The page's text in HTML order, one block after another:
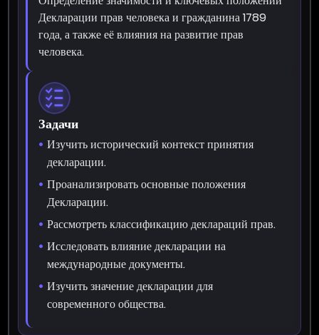
Декларации прав человека и гражданина 1789
года, а также её влияния на развитие прав
человека.
Задачи
Изучить исторический контекст принятия
декларации.
Проанализировать основные положения
Декларации.
Рассмотреть классификацию деклараций прав.
Исследовать влияние декларации на
международные документы.
Изучить значение декларации для
современного общества.